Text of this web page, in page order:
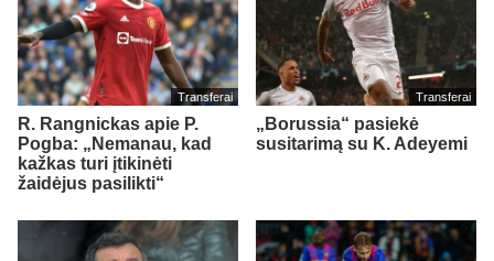
Transferai
R. Rangnickas apie P.
Pogba: „Nemanau, kad
kažkas turi įtikinėti
žaidėjus pasilikti“
Transferai
„Borussia“ pasiekė
susitarimą su K. Adeyemi